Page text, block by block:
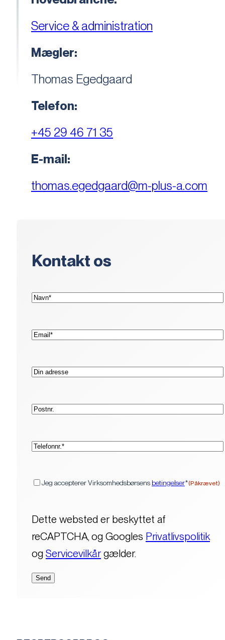
Service & administration
Mægler:
Thomas Egedgaard
Telefon:
+45 29 46 71 35
E-mail:
thomas.egedgaard@m-plus-a.com
Kontakt os
Navn*
E-
mail*
Adresse
Postnr.
Telefon*
Jeg accepterer Virksomhedsbørsens betingelser*(Påkrævet)
Dette websted er beskyttet af
reCAPTCHA, og Googles Privatlivspolitik
og Servicevilkårgælder.